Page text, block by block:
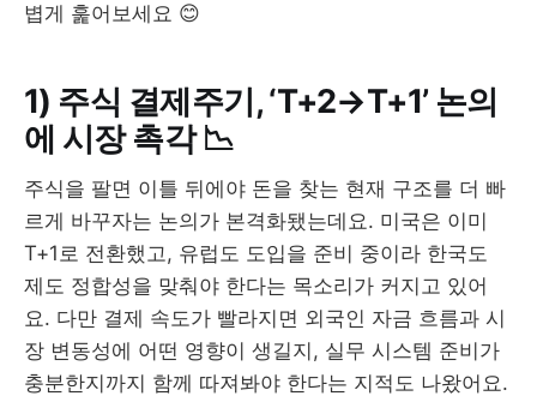
볍게 훑어보세요 😊
1) 주식 결제주기, ‘T+2→T+1’ 논의
에 시장 촉각 📉
주식을 팔면 이틀 뒤에야 돈을 찾는 현재 구조를 더 빠
르게 바꾸자는 논의가 본격화됐는데요. 미국은 이미
T+1로 전환했고, 유럽도 도입을 준비 중이라 한국도
제도 정합성을 맞춰야 한다는 목소리가 커지고 있어
요. 다만 결제 속도가 빨라지면 외국인 자금 흐름과 시
장 변동성에 어떤 영향이 생길지, 실무 시스템 준비가
충분한지까지 함께 따져봐야 한다는 지적도 나왔어요.